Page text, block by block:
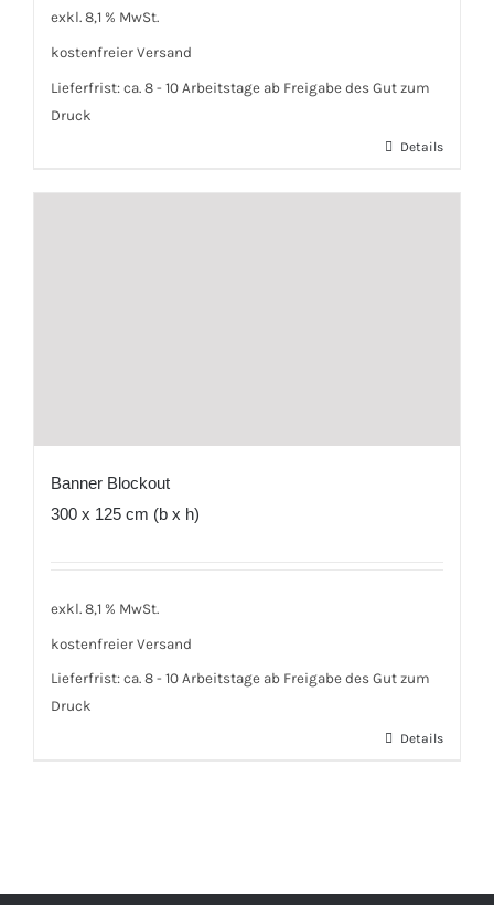
exkl. 8,1 % MwSt.
kostenfreier Versand
Lieferfrist: ca. 8 - 10 Arbeitstage ab Freigabe des Gut zum
Druck
Details
Banner Blockout
300 x 125 cm (b x h)
exkl. 8,1 % MwSt.
kostenfreier Versand
Lieferfrist: ca. 8 - 10 Arbeitstage ab Freigabe des Gut zum
Druck
Details